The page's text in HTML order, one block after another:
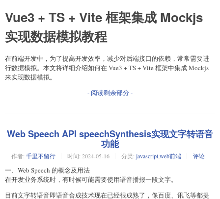
Vue3 + TS + Vite 框架集成 Mockjs
实现数据模拟教程
在前端开发中，为了提高开发效率，减少对后端接口的依赖，常常需要进
行数据模拟。本文将详细介绍如何在 Vue3 + TS + Vite 框架中集成 Mockjs
来实现数据模拟。
- 阅读剩余部分 -
Web Speech API speechSynthesis实现文字转语音
功能
作者: 千里不留行 时间: 2024-05-16 分类: javascriptweb前端 评论
一、Web Speech 的概念及用法
在开发业务系统时，有时候可能需要使用语音播报一段文字。
目前文字转语音即语音合成技术现在已经很成熟了，像百度、讯飞等都提